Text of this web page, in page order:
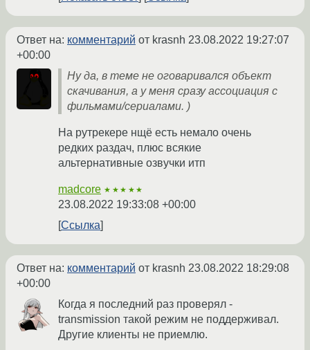
Ответ на: комментарий от krasnh 23.08.2022 19:27:07
+00:00
Ну да, в теме не оговаривался объект
скачивания, а у меня сразу ассоциация с
фильмами/сериалами. )
На рутрекере нщё есть немало очень
редких раздач, плюс всякие
альтернативные озвучки итп
madcore ★★★★★
23.08.2022 19:33:08 +00:00
Ссылка
Ответ на: комментарий от krasnh 23.08.2022 18:29:08
+00:00
Когда я последний раз проверял -
transmission такой режим не поддерживал.
Другие клиенты не приемлю.